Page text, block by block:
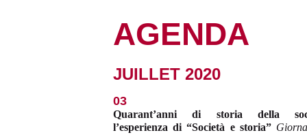
AGENDA
JUILLET 2020
03
Quarant’anni di storia della
l’esperienza di “Società e storia”